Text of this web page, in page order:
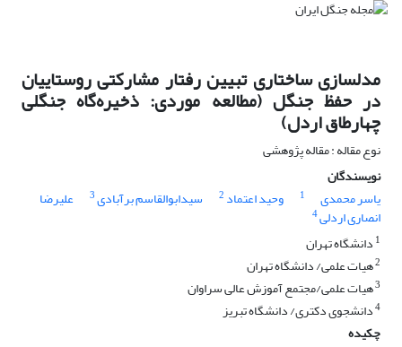
مدلسازی ساختاری تبیین رفتار مشارکتی روستاییان
در حفظ جنگل (مطالعه موردی: ذخیره‌گاه جنگلی
چهارطاق اردل)
نوع مقاله : مقاله پژوهشی
نویسندگان
یاسر محمدی
1 وحید اعتماد 2 سیدابوالقاسم برآبادی3 علیرضا
انصاری اردلی4
1 دانشگاه تهران
2هیات علمی/ دانشگاه تهران
3هیات علمی/مجتمع آموزش عالی سراوان
4دانشجوی دکتری/ دانشگاه تبریز
چکیده